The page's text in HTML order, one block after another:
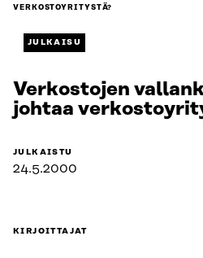
VERKOSTOYRITYSTÄ?
JULKAISU
Verkostojen
johtaa
JULKAISTU
24.5.2000
KIRJOITTAJAT